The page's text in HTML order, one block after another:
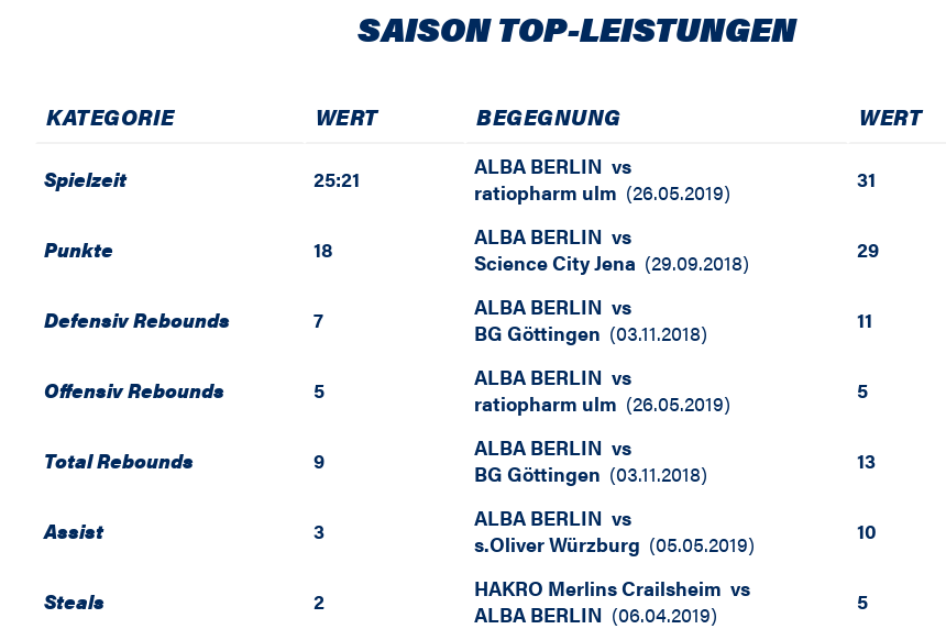
SAISON TOP-LEISTUNGEN
KATEGORIE WERT BEGEGNUNG WERT
Spielzeit 25:21 ALBA BERLIN vs
ratiopharm ulm (26.05.2019) 31
Punkte 18 ALBA BERLIN vs
Science City Jena (29.09.2018) 29
Defensiv Rebounds 7 ALBA BERLIN vs
BG Göttingen (03.11.2018) 11
Offensiv Rebounds 5 ALBA BERLIN vs
ratiopharm ulm (26.05.2019) 5
Total Rebounds 9 ALBA BERLIN vs
BG Göttingen (03.11.2018) 13
Assist 3 ALBA BERLIN vs
s.Oliver Würzburg (05.05.2019) 10
Steals 2 HAKRO Merlins Crailsheim vs
ALBA BERLIN (06.04.2019) 5